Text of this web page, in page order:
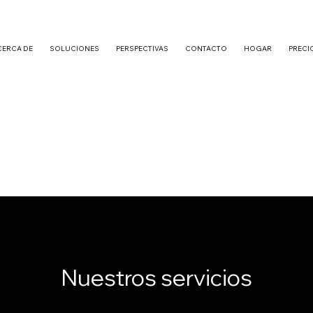
DE SOLUCIONES PERSPECTIVAS CONTACTO HOGAR
Nuestros servicios